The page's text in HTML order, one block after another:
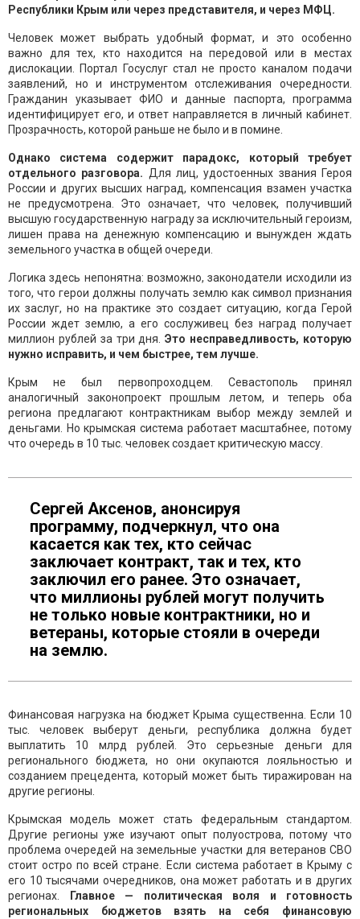
Республики Крым или через представителя, и через МФЦ.
Человек может выбрать удобный формат, и это особенно
важно для тех, кто находится на передовой или в местах
дислокации. Портал Госуслуг стал не просто каналом подачи
заявлений, но и инструментом отслеживания очередности.
Гражданин указывает ФИО и данные паспорта, программа
идентифицирует его, и ответ направляется в личный кабинет.
Прозрачность, которой раньше не было и в помине.
Однако система содержит парадокс, который требует
отдельного разговора. Для лиц, удостоенных звания Героя
России и других высших наград, компенсация взамен участка
не предусмотрена. Это означает, что человек, получивший
высшую государственную награду за исключительный героизм,
лишен права на денежную компенсацию и вынужден ждать
земельного участка в общей очереди.
Логика здесь непонятна: возможно, законодатели исходили из
того, что герои должны получать землю как символ признания
их заслуг, но на практике это создает ситуацию, когда Герой
России ждет землю, а его сослуживец без наград получает
миллион рублей за три дня.Это несправедливость, которую
нужно исправить, и чем быстрее, тем лучше.
Крым не был первопроходцем. Севастополь принял
аналогичный законопроект прошлым летом, и теперь оба
региона предлагают контрактникам выбор между землей и
деньгами. Но крымская система работает масштабнее, потому
что очередь в 10 тыс. человек создает критическую массу.
Сергей Аксенов, анонсируя
программу, подчеркнул, что она
касается как тех, кто сейчас
заключает контракт, так и тех, кто
заключил его ранее. Это означает,
что миллионы рублей могут получить
не только новые контрактники, но и
ветераны, которые стояли в очереди
на землю.
Финансовая нагрузка на бюджет Крыма существенна. Если 10
тыс. человек выберут деньги, республика должна будет
выплатить 10 млрд рублей. Это серьезные деньги для
регионального бюджета, но они окупаются лояльностью и
созданием прецедента, который может быть тиражирован на
другие регионы.
Крымская модель может стать федеральным стандартом.
Другие регионы уже изучают опыт полуострова, потому что
проблема очередей на земельные участки для ветеранов СВО
стоит остро по всей стране. Если система работает в Крыму с
его 10 тысячами очередников, она может работать и в других
регионах.
Главное — политическая воля и готовность
региональных бюджетов взять на себя финансовую